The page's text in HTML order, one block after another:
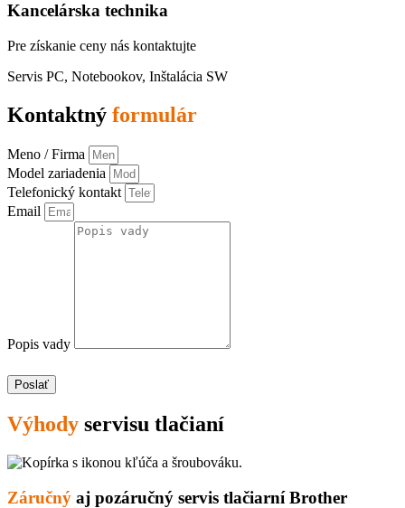
Kancelárska technika
Pre získanie ceny nás kontaktujte
Servis PC, Notebookov, Inštalácia SW
Kontaktný formulár
Meno / Firma
Model zariadenia
Telefonický kontakt
Email
Popis vady
Poslať
Výhody servisu tlačianí
Záručný aj pozáručný servis tlačiarní Brother